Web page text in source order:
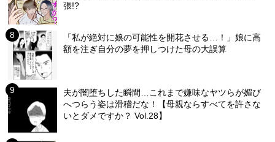
張!?
「私が絶対に娘の可能性を開花させる…！」娘に高
額を注ぎ自分の夢を押しつけた母の大誤算
夫が闇堕ちした瞬間…これまで嫌味なヤツらが媚び
へつらう姿は滑稽だな！【母親ならすべてを許さな
いとダメですか？ Vol.28】